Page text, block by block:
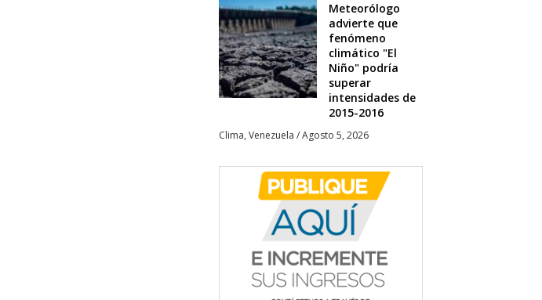
Meteorólogo
advierte que
fenómeno
climático "El
Niño" podría
superar
intensidades de
2015-2016
Clima, Venezuela /Agosto 5, 2026